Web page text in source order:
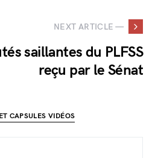
NEXT ARTICLE —
saillantes du PLFSS
reçu par le Sénat
CAPSULES VIDÉOS